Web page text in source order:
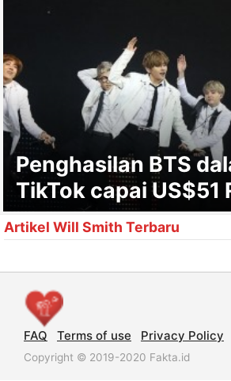
Penghasilan BTS
TikTok capai US$51
Artikel Will Smith Terbaru
FAQ Terms of use Privacy Policy
Copyright © 2019-2020 Fakta.id